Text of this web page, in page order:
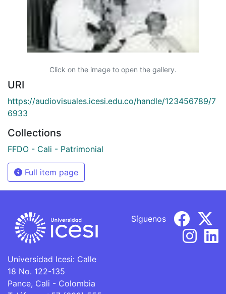
Click on the image to open the gallery.
URI
https://audiovisuales.icesi.edu.co/handle/123456789/7
6933
Collections
FFDO - Cali - Patrimonial
Full item page
Universidad Icesi: Calle
18 No. 122-135
Pance, Cali - Colombia
Síguenos